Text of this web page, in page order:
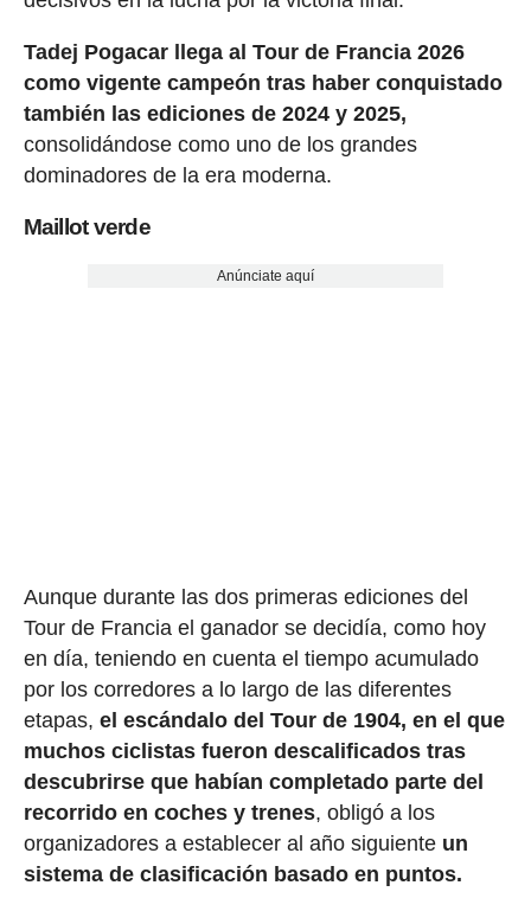
Tadej Pogacar llega al Tour de Francia 2026
como vigente campeón tras haber conquistado
también las ediciones de 2024 y 2025,
consolidándose como uno de los grandes
dominadores de la era moderna.
Maillot verde
Anúnciate aquí
Aunque durante las dos primeras ediciones del
Tour de Francia el ganador se decidía, como hoy
en día, teniendo en cuenta el tiempo acumulado
por los corredores a lo largo de las diferentes
etapas, el escándalo del Tour de 1904, en el que
muchos ciclistas fueron descalificados tras
descubrirse que habían completado parte del
recorrido en coches y trenes, obligó a los
organizadores a establecer al año siguiente un
sistema de clasificación basado en puntos.